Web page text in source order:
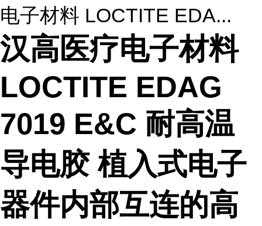
电子材料 LOCTITE EDA...
汉高医疗电子材料
LOCTITE EDAG
7019 E&C 耐高温
导电胶 植入式电子
器件内部互连的高